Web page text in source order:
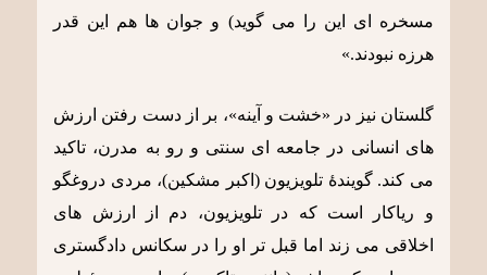
مسخره ای این را می گوید) و جوان ها هم این قدر
هرزه نبودند.»
گلستان نیز در «خشت و آینه»، بر از دست رفتن ارزش
های انسانی در جامعه ای سنتی و رو به مدرن، تاکید
می کند. گویندۀ تلویزیون (اکبر مشکین)، مردی دروغگو
و ریاکار است که در تلویزیون، دم از ارزش های
اخلاقی می زند اما قبل تر او را در سکانس دادگستری